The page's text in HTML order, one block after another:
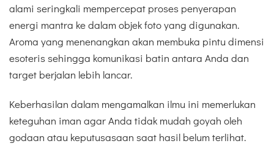
alami seringkali mempercepat proses penyerapan
energi mantra ke dalam objek foto yang digunakan.
Aroma yang menenangkan akan membuka pintu dimensi
esoteris sehingga komunikasi batin antara Anda dan
target berjalan lebih lancar.
Keberhasilan dalam mengamalkan ilmu ini memerlukan
keteguhan iman agar Anda tidak mudah goyah oleh
godaan atau keputusasaan saat hasil belum terlihat.